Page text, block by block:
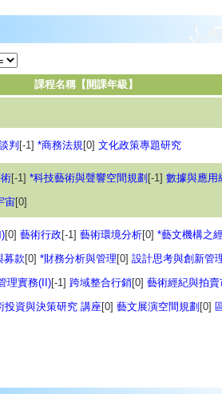
課程名稱【開課年級】
判 [-1] *商務法規[0] 文化政策專題研究
[-1] *科技藝術與聲響空間規劃 [-1] 數據與應用
宙[0]
[0] 藝術行政 [-1] 藝術環境分析[0] *藝文機構之
募款 [0] *財務分析與管理 [0] 設計思考與創新管
理實務(II)[-1] 跨域整合行銷[0] 藝術經紀與拍賣
投資與決策研究 講座[0] 藝文展演空間規劃 [0]